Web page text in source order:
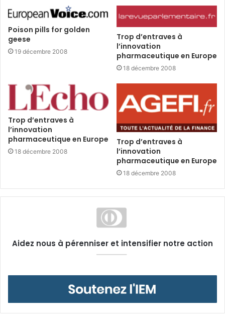
Poison pills for golden
geese
19 décembre 2008
Trop d’entraves à
l’innovation
pharmaceutique en Europe
18 décembre 2008
Trop d’entraves à
l’innovation
pharmaceutique en Europe
18 décembre 2008
Trop d’entraves à
l’innovation
pharmaceutique en Europe
18 décembre 2008
Aidez nous à pérenniser et intensifier notre action